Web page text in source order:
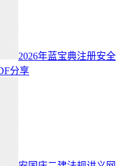
2026年蓝宝典注册安全
分享